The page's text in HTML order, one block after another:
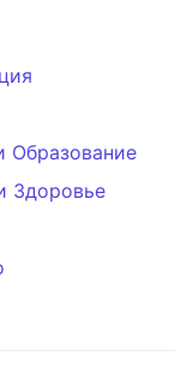
Образование
Здоровье